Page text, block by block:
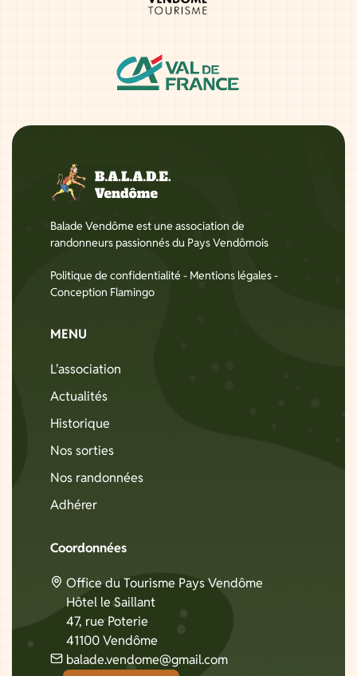
Balade Vendôme est une association de
randonneurs passionnés du Pays Vendômois
Politique de confidentialité - Mentions légales-
Conception Flamingo
MENU
L'association
Actualités
Historique
Nos sorties
Nos randonnées
Adhérer
Coordonnées
Office du Tourisme Pays Vendôme
Hôtel le Saillant
47, rue Poterie
41100 Vendôme
balade.vendome@gmail.com